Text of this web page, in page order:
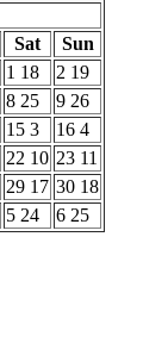
Sat
Sun
1 18 2 19
8 25 9 26
15 3 16 4
22 10 23 11
29 17 30 18
5 24 6 25